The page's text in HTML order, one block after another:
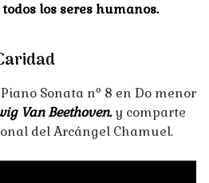
los seres humanos.
Sonata nº 8 en Do menor
Van Beethoven.y comparte
del Arcángel Chamuel.